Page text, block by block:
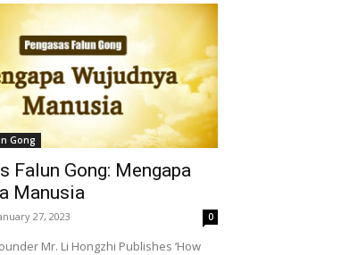
Gong
Falun Gong: Mengapa
Manusia
27, 2023 0
Mr. Li Hongzhi Publishes ‘How